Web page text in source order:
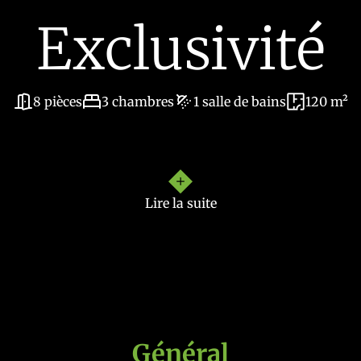
Exclusivité
8 pièces 3 chambres 1 salle de bains
120 m²
3 façades entièrement rénovée offre un cadre de vie
sur la terrasse
Lire la suite
Général